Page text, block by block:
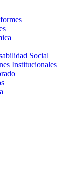
Social
Institucionales